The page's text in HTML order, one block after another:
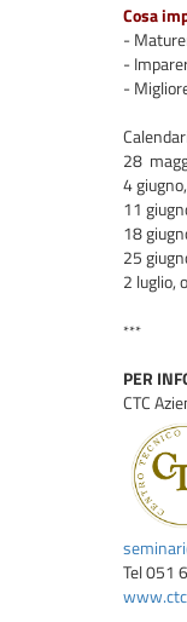
Cosa
-
-
-
28
4
11
18
25
2 luglio,
***
PER
CTC
Tel 051